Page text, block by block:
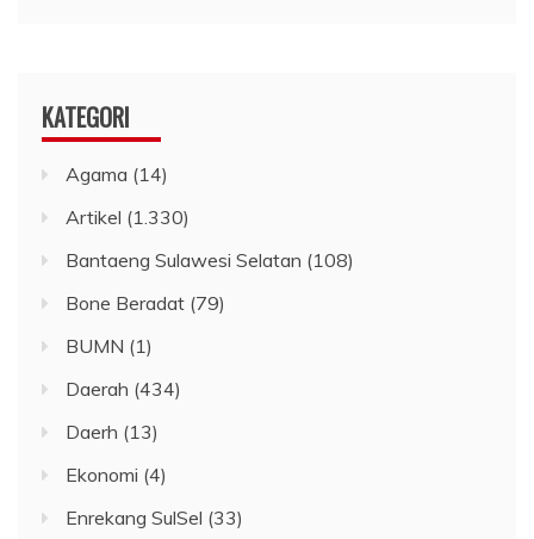
KATEGORI
Agama (14)
Artikel (1.330)
Bantaeng Sulawesi Selatan (108)
Bone Beradat (79)
BUMN (1)
Daerah (434)
Daerh (13)
Ekonomi (4)
Enrekang SulSel (33)